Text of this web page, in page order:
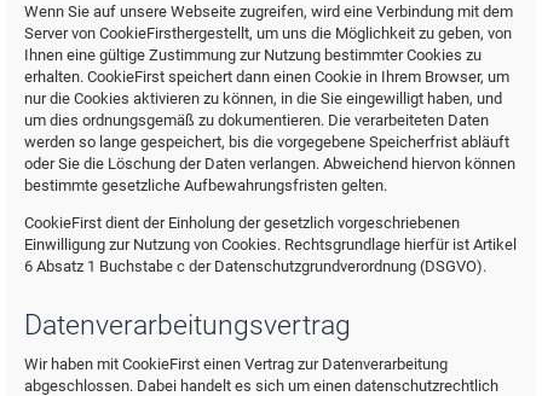
Wenn Sie auf unsere Webseite zugreifen, wird eine Verbindung mit dem
Server von CookieFirsthergestellt, um uns die Möglichkeit zu geben, von
Ihnen eine gültige Zustimmung zur Nutzung bestimmter Cookies zu
erhalten. CookieFirst speichert dann einen Cookie in Ihrem Browser, um
nur die Cookies aktivieren zu können, in die Sie eingewilligt haben, und
um dies ordnungsgemäß zu dokumentieren. Die verarbeiteten Daten
werden so lange gespeichert, bis die vorgegebene Speicherfrist abläuft
oder Sie die Löschung der Daten verlangen. Abweichend hiervon können
bestimmte gesetzliche Aufbewahrungsfristen gelten.
CookieFirst dient der Einholung der gesetzlich vorgeschriebenen
Einwilligung zur Nutzung von Cookies. Rechtsgrundlage hierfür ist Artikel
6 Absatz 1 Buchstabe c der Datenschutzgrundverordnung (DSGVO).
Datenverarbeitungsvertrag
Wir haben mit CookieFirst einen Vertrag zur Datenverarbeitung
abgeschlossen. Dabei handelt es sich um einen datenschutzrechtlich